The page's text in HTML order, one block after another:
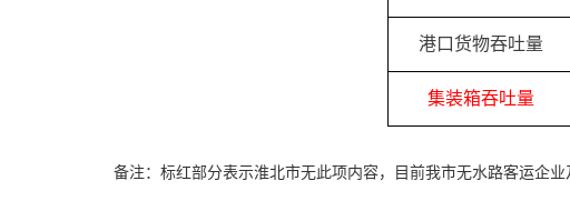
港口货物吞吐量
集装箱吞吐量
备注：标红部分表示淮北市无此项内容，目前我市无水路客运企业